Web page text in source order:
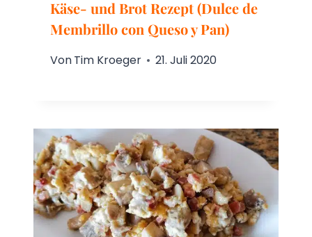
Käse- und Brot Rezept (Dulce de
Membrillo con Queso y Pan)
VonTim Kroeger 21. Juli 2020